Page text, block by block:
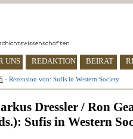
UNS REDAKTION BEIRAT
- Rezension von: Sufis in Western Society
Dressler / Ron
Sufis in Western